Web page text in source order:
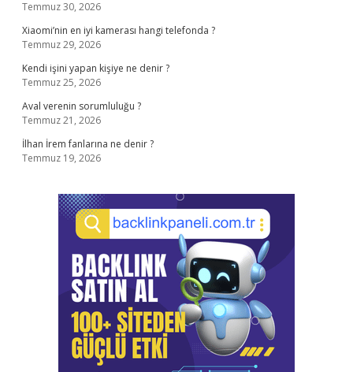
Temmuz 30, 2026
Xiaomi’nin en iyi kamerası hangi telefonda ?
Temmuz 29, 2026
Kendi işini yapan kişiye ne denir ?
Temmuz 25, 2026
Aval verenin sorumluluğu ?
Temmuz 21, 2026
İlhan İrem fanlarına ne denir ?
Temmuz 19, 2026